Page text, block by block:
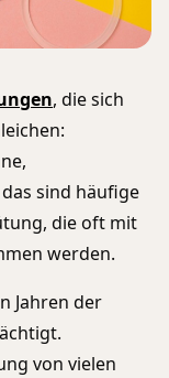
, die sich
sind häufige
die oft mit
werden.
Jahren der
von vielen